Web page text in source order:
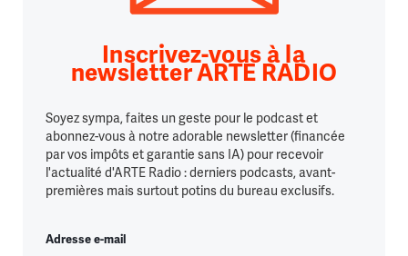
Inscrivez-vous à la
newsletter ARTE RADIO
Soyez sympa, faites un geste pour le podcast et
abonnez-vous à notre adorable newsletter (financée
par vos impôts et garantie sans IA) pour recevoir
l'actualité d'ARTE Radio : derniers podcasts, avant-
premières mais surtout potins du bureau exclusifs.
Adresse e-mail